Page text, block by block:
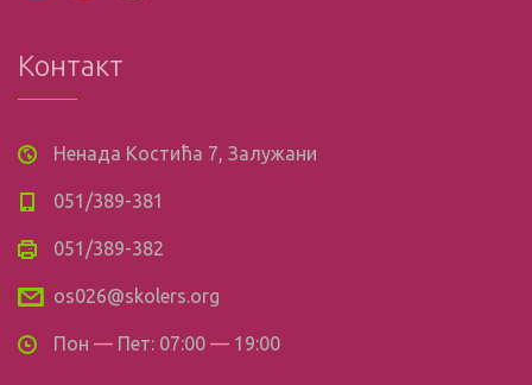
Контакт
Ненада Костића 7, Залужани
051/389-381
051/389-382
os026@skolers.org
Пон — Пет: 07:00 — 19:00